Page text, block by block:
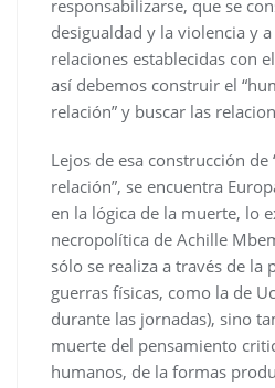
responsabilizarse, que se
desigualdad y la violencia y
relaciones establecidas con
así debemos construir el
relación” y buscar las
Lejos de esa construcción
relación”, se encuentra
en la lógica de la muerte, lo
necropolítica de Achille
sólo se realiza a través de la
guerras físicas, como la de
durante las jornadas), sino
muerte del pensamiento
humanos, de la formas